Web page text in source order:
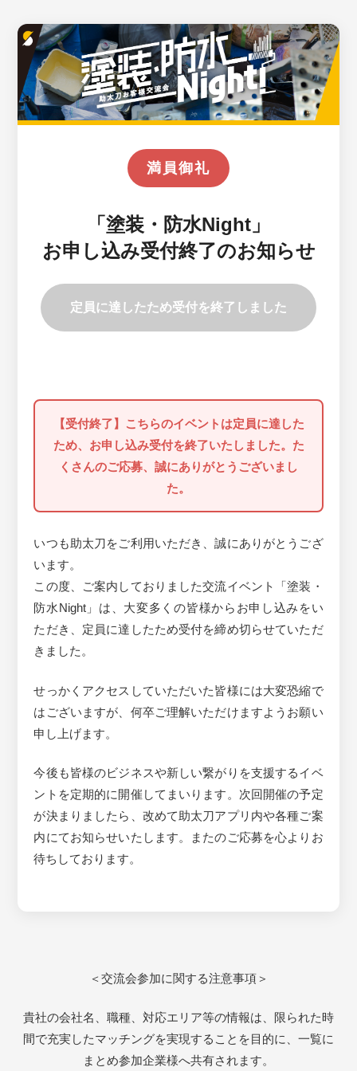
満員御礼
「塗装・防水Night」
お申し込み受付終了のお知らせ
定員に達したため受付を終了しました
【受付終了】こちらのイベントは定員に達した
ため、お申し込み受付を終了いたしました。た
くさんのご応募、誠にありがとうございまし
た。
いつも助太刀をご利用いただき、誠にありがとうござ
います。
この度、ご案内しておりました交流イベント「塗装・
防水Night」は、大変多くの皆様からお申し込みをい
ただき、定員に達したため受付を締め切らせていただ
きました。
せっかくアクセスしていただいた皆様には大変恐縮で
はございますが、何卒ご理解いただけますようお願い
申し上げます。
今後も皆様のビジネスや新しい繋がりを支援するイベ
ントを定期的に開催してまいります。次回開催の予定
が決まりましたら、改めて助太刀アプリ内や各種ご案
内にてお知らせいたします。またのご応募を心よりお
待ちしております。
＜交流会参加に関する注意事項＞
貴社の会社名、職種、対応エリア等の情報は、限られた時
間で充実したマッチングを実現することを目的に、一覧に
まとめ参加企業様へ共有されます。